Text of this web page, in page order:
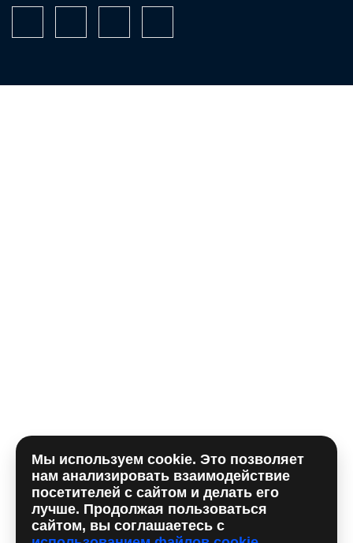
Отправляя форму, вы принимаете политику
использования сookieи даете согласие наобработку
персональных данный
Мы используем cookie. Это позволяет
нам анализировать взаимодействие
посетителей с сайтом и делать его
лучше. Продолжая пользоваться
сайтом, вы соглашаетесь с